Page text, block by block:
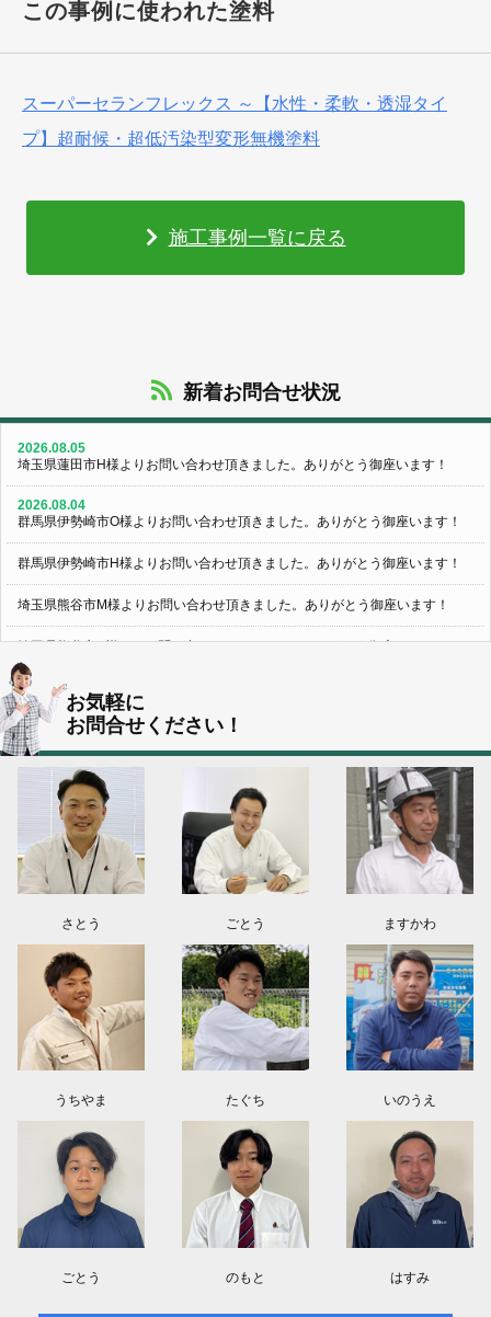
この事例に使われた塗料
スーパーセランフレックス ～【水性・柔軟・透湿タイ
プ】超耐候・超低汚染型変形無機塗料
施工事例一覧に戻る
新着お問合せ状況
2026.08.05
埼玉県蓮田市H様よりお問い合わせ頂きました。ありがとう御座います！
2026.08.04
群馬県伊勢崎市O様よりお問い合わせ頂きました。ありがとう御座います！
群馬県伊勢崎市H様よりお問い合わせ頂きました。ありがとう御座います！
埼玉県熊谷市M様よりお問い合わせ頂きました。ありがとう御座います！
埼玉県熊谷市S様よりお問い合わせ頂きました。ありがとう御座います！
群馬県伊勢崎市K様よりお問い合わせ頂きました。ありがとう御座います！
東京都葛飾区N様よりお問い合わせ頂きました。ありがとう御座います！
2026.08.03
神奈川県川崎市A様よりお問い合わせ頂きました。ありがとう御座います！
群馬県高崎市E様よりお問い合わせ頂きました。ありがとう御座います！
2026.08.02
東京都練馬区K様よりお問い合わせ頂きました。ありがとう御座います！
お気軽に
お問合せください！
さとう ごとう ますかわ
うちやま たぐち いのうえ
ごとう のもと はすみ